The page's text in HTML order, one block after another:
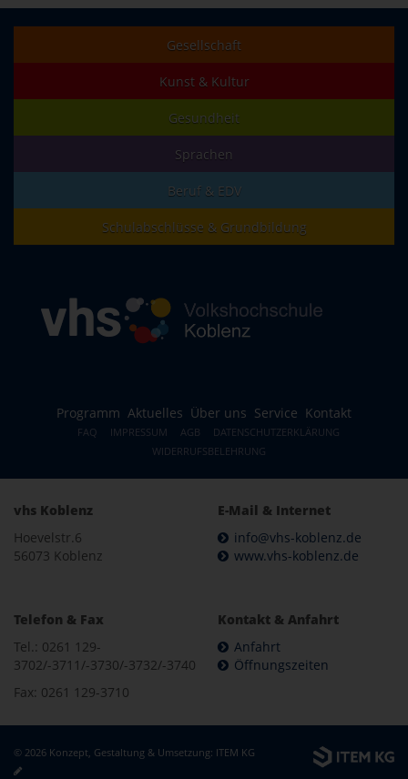
Gesellschaft
Kunst & Kultur
Gesundheit
Sprachen
Beruf & EDV
Schulabschlüsse & Grundbildung
Programm Aktuelles Über uns Service Kontakt
FAQ IMPRESSUM AGB
DATENSCHUTZERKLÄRUNG
WIDERRUFSBELEHRUNG
vhs Koblenz
Hoevelstr.6
56073 Koblenz
E-Mail & Internet
info@vhs-koblenz.de
www.vhs-koblenz.de
Telefon & Fax
Tel.: 0261 129-
3702/-3711/-3730/-3732/-3740
Fax: 0261 129-3710
Kontakt & Anfahrt
Anfahrt
Öffnungszeiten
© 2026 Konzept, Gestaltung & Umsetzung: ITEM KG